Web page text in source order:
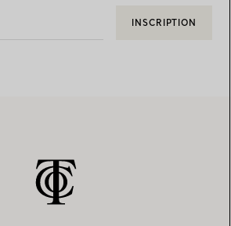
INSCRIPTION